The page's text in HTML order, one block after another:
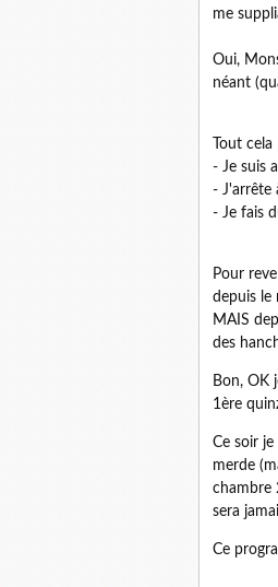
me
Oui,
néant
Tout
- Je suis
- J'arrête
- Je fais
Pour
depuis le
MAIS
des
Bon, OK
1ère
Ce soir
merde
chambre
sera
Ce